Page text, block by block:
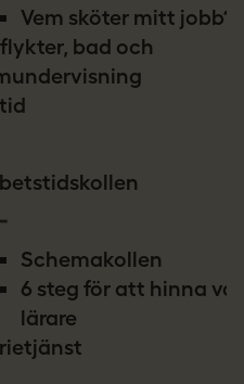
Vem sköter mitt jobb?
bad och
Schemakollen
6 steg för att hinna vara
lärare